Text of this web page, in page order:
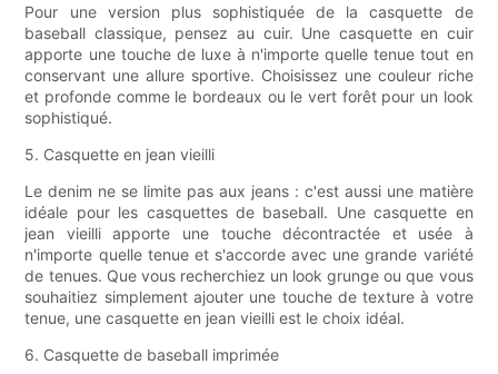
Pour une version plus sophistiquée de la casquette de
baseball classique, pensez au cuir. Une casquette en cuir
apporte une touche de luxe à n'importe quelle tenue tout en
conservant une allure sportive. Choisissez une couleur riche
et profonde comme le bordeaux ou le vert forêt pour un look
sophistiqué.
5. Casquette en jean vieilli
Le denim ne se limite pas aux jeans : c'est aussi une matière
idéale pour les casquettes de baseball. Une casquette en
jean vieilli apporte une touche décontractée et usée à
n'importe quelle tenue et s'accorde avec une grande variété
de tenues. Que vous recherchiez un look grunge ou que vous
souhaitiez simplement ajouter une touche de texture à votre
tenue, une casquette en jean vieilli est le choix idéal.
6. Casquette de baseball imprimée